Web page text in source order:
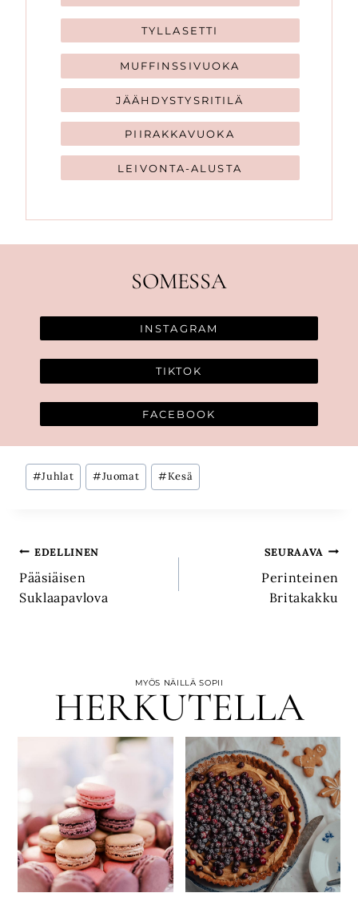
TYLLASETTI
MUFFINSSIVUOKA
JÄÄHDYSTYSRITILÄ
PIIRAKKAVUOKA
LEIVONTA-ALUSTA
SOMESSA
INSTAGRAM
TIKTOK
FACEBOOK
Avainsanat:
#Juhlat #Juomat #Kesä
Artikkelien
selaus
EDELLINEN
Pääsiäisen
Suklaapavlova
SEURAAVA
Perinteinen
Britakakku
MYÖS NÄILLÄ SOPII
HERKUTELLA